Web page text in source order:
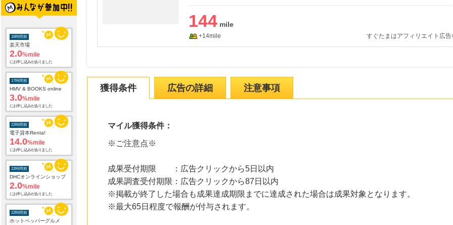
楽天市場
2.0 %mile
17時間前
HMV & BOOKS online
3.0%mile
にお申し込みがありました
22時間前
電子貸本Renta!
14.0%mile
にお申し込みがありました
22時間前
DHCオンラインショップ
2.0%mile
にお申し込みがありました
22時間前
ホットペッパーグルメ
100mile
にお申し込みがありました
22時間前
144
+14mile すぐたまはアフィリエイト広
獲得条件 広告の詳細 注意事項
マイル獲得条件：
※ご注意点※
成果受付期限 ：広告クリックから5日以内
成果調査受付期限：広告クリックから87日以内
※掲載が終了した場合も成果達成期限までに達成された場合は成果対象となります。
※最大65日程度で報酬が付与されます。